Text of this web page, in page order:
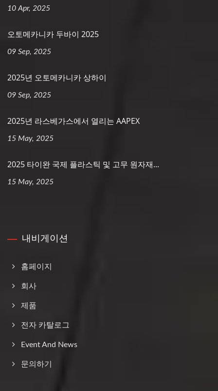
10 Apr, 2025
오토메카니카 두바이 2025
09 Sep, 2025
2025년 오토메카니카 상하이
09 Sep, 2025
2025년 라스베가스에서 열리는 AAPEX
15 May, 2025
2025 타이완 국제 플라스틱 및 고무 원자재...
15 May, 2025
내비게이션
홈페이지
회사
제품
전자 카탈로그
Event And News
문의하기